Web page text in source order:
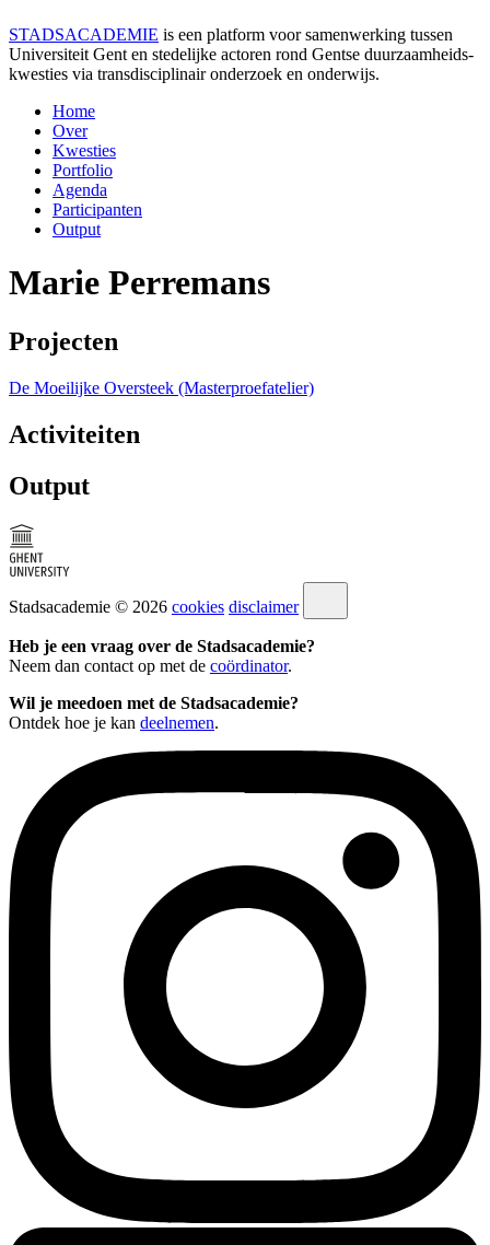
STADSACADEMIE is een platform voor samenwerking tussen
Universiteit Gent en stedelijke actoren rond Gentse duurzaamheids­
kwesties via transdisciplinair onderzoek en onderwijs.
Home
Over
Kwesties
Portfolio
Agenda
Participanten
Output
Marie Perremans
Projecten
De Moeilijke Oversteek (Masterproefatelier)
Activiteiten
Output
Stadsacademie © 2026 cookies disclaimer
Heb je een vraag over de Stadsacademie?
Neem dan contact op met de coördinator.
Wil je meedoen met de Stadsacademie?
Ontdek hoe je kan deelnemen.